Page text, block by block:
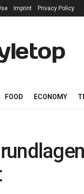
Imprint Privacy Policy
FOOD ECONOMY